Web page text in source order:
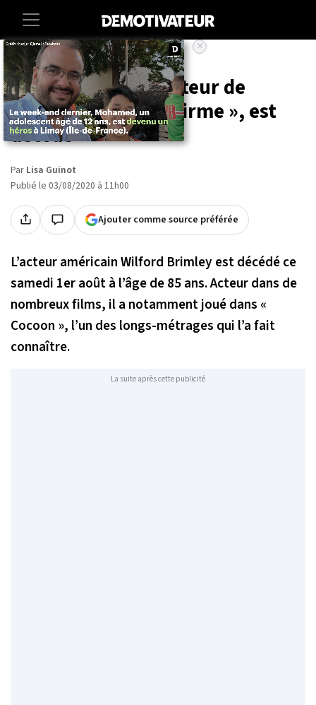
Accueil Entertainment People
Wilford Brimley, acteur de
« Cocoon » et « La Firme », est
décédé
Par Lisa Guinot
Publié le 03/08/2020 à 11h00
Ajouter comme source préférée
L’acteur américain Wilford Brimley est décédé ce
samedi 1er août à l’âge de 85 ans. Acteur dans de
nombreux films, il a notamment joué dans «
Cocoon », l’un des longs-métrages qui l’a fait
connaître.
La suite après cette publicité
×